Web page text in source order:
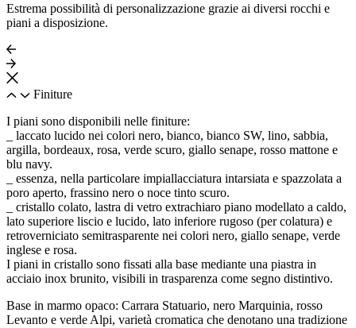
Estrema possibilità di personalizzazione grazie ai diversi rocchi e
piani a disposizione.
Finiture
I piani sono disponibili nelle finiture:
_ laccato lucido nei colori nero, bianco, bianco SW, lino, sabbia,
argilla, bordeaux, rosa, verde scuro, giallo senape, rosso mattone e
blu navy.
_ essenza, nella particolare impiallacciatura intarsiata e spazzolata a
poro aperto, frassino nero o noce tinto scuro.
_ cristallo colato, lastra di vetro extrachiaro piano modellato a caldo,
lato superiore liscio e lucido, lato inferiore rugoso (per colatura) e
retroverniciato semitrasparente nei colori nero, giallo senape, verde
inglese e rosa.
I piani in cristallo sono fissati alla base mediante una piastra in
acciaio inox brunito, visibili in trasparenza come segno distintivo.
Base in marmo opaco: Carrara Statuario, nero Marquinia, rosso
Levanto e verde Alpi, varietà cromatica che denotano una tradizione